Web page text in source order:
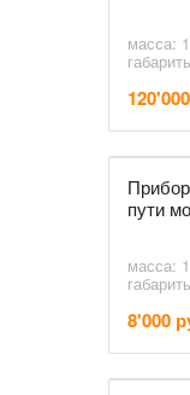
масса:
пути
масса:
8'000